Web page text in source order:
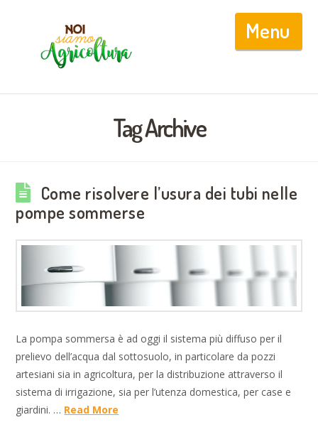
Tag Archive
Come risolvere l’usura dei tubi nelle
pompe sommerse
La pompa sommersa è ad oggi il sistema più diffuso per il
prelievo dell’acqua dal sottosuolo, in particolare da pozzi
artesiani sia in agricoltura, per la distribuzione attraverso il
sistema di irrigazione, sia per l’utenza domestica, per case e
giardini. … Read More